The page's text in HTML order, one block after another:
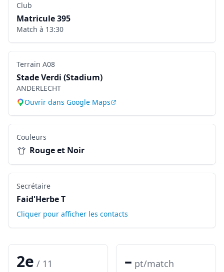
Club
Matricule395
Match à 13:30
Terrain A08
Stade Verdi (Stadium)
ANDERLECHT
Ouvrir dans Google Maps
Couleurs
Rouge et Noir
Secrétaire
Faid'Herbe T
Cliquer pour afficher les contacts
2e / 11 – pt/match